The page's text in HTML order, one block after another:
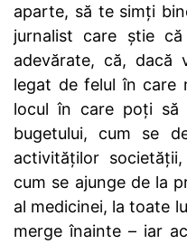
aparte, să te simți
jurnalist care știe
adevărate, că, dacă
legat de felul în care
locul în care poți să
bugetului, cum se
activităților
cum se ajunge de la
al medicinei, la toate
merge înainte – iar